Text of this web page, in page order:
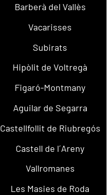
Barberà del Vallès
Vacarisses
Subirats
Hipòlit de Voltregà
Figaró-Montmany
Aguilar de Segarra
Castellfollit de Riubregós
Castell de l´Areny
Vallromanes
Les Masies de Roda